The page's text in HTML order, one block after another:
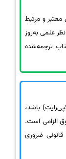
و مرتبط
علمی به‌روز
ترجمه‌شده
باشد،
الزامی است.
ضروری